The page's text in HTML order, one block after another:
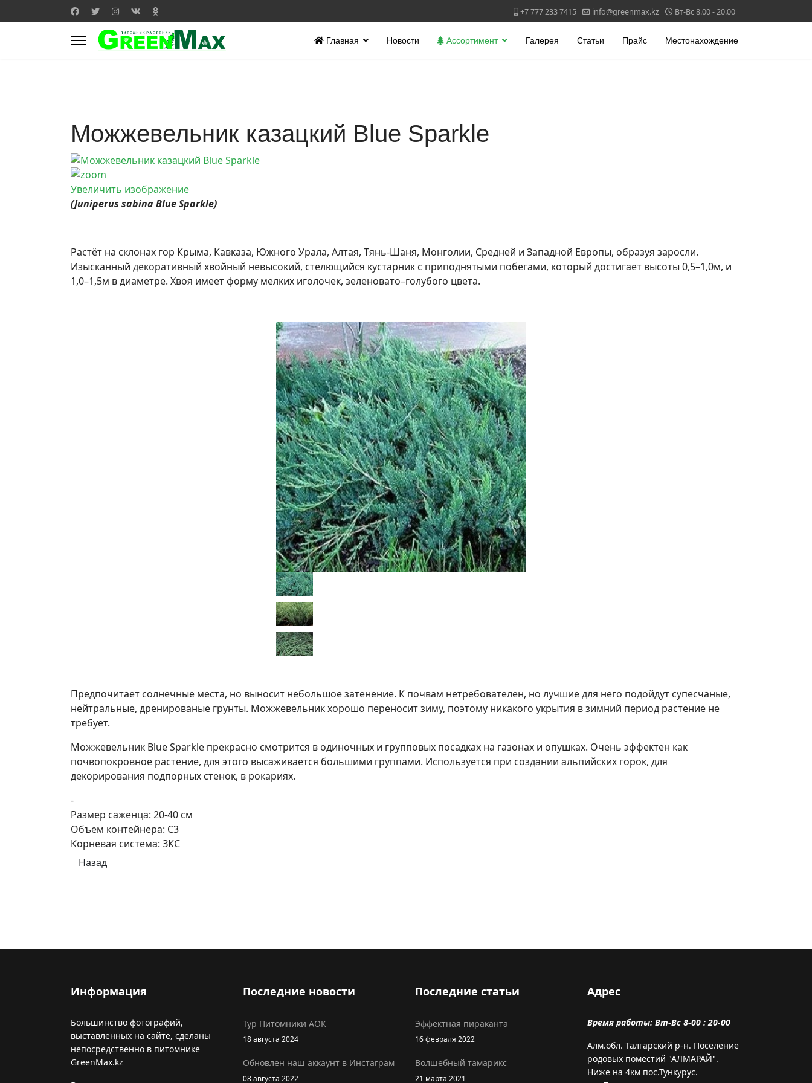
+7 777 233 7415 info@greenmax.kz Вт-Вс 8.00 - 20.00
Главная Новости Ассортимент Галерея Статьи Прайс Местонахождение
Можжевельник казацкий Blue Sparkle
Увеличить изображение
(Juniperus sabina Blue Sparkle)
Растёт на склонах гор Крыма, Кавказа, Южного Урала, Алтая, Тянь-Шаня, Монголии, Средней и Западной Европы, образуя заросли.
Изысканный декоративный хвойный невысокий, стелющийся кустарник с приподнятыми побегами, который достигает высоты 0,5–1,0м, и
1,0–1,5м в диаметре. Хвоя имеет форму мелких иголочек, зеленовато–голубого цвета.
Предпочитает солнечные места, но выносит небольшое затенение. К почвам нетребователен, но лучшие для него подойдут супесчаные,
нейтральные, дренированые грунты. Можжевельник хорошо переносит зиму, поэтому никакого укрытия в зимний период растение не
требует.
Можжевельник Blue Sparkle прекрасно смотрится в одиночных и групповых посадках на газонах и опушках. Очень эффектен как
почвопокровное растение, для этого высаживается большими группами. Используется при создании альпийских горок, для
декорирования подпорных стенок, в рокариях.
-
Размер саженца: 20-40 см
Объем контейнера: С3
Корневая система: ЗКС
Информация
Большинство фотографий,
выставленных на сайте, сделаны
непосредственно в питомнике
GreenMax.kz
Последние новости
Тур Питомники АОК
18 августа 2024
Обновлен наш аккаунт в Инстаграм
08 августа 2022
Последние статьи
Эффектная пираканта
16 февраля 2022
Волшебный тамарикс
21 марта 2021
Адрес
Время работы: Вт-Вс 8-00 : 20-00
Алм.обл. Талгарский р-н. Поселение
родовых поместий "АЛМАРАЙ".
Ниже на 4км пос.Тункурус.